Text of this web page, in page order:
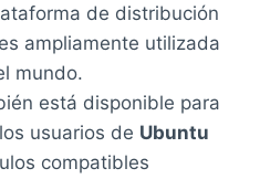
de distribución
ampliamente utilizada
mundo.
está disponible para
usuarios de Ubuntu
compatibles